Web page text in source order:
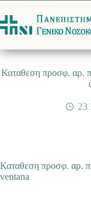
στο
περιεχόμενο
Καταθεση προσφ. αρ.
23
Καταθεση προσφ. αρ.
ventana